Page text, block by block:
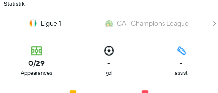
Statistik
Ligue 1 CAF Champions League
0/29
Appearances
-
gol
-
assist